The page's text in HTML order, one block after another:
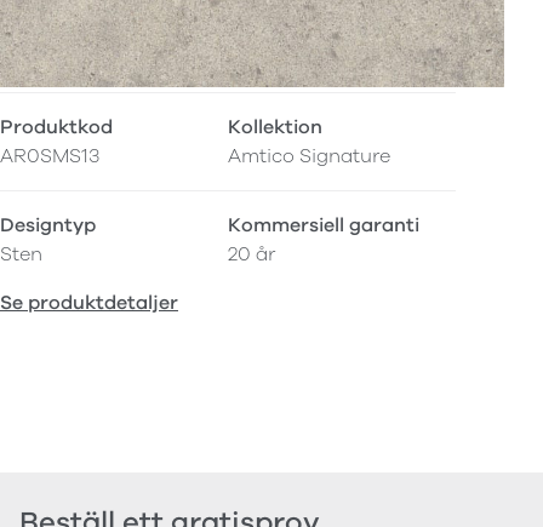
Produktkod
AR0SMS13
Kollektion
Amtico Signature
Designtyp
Sten
Kommersiell garanti
20 år
Se produktdetaljer